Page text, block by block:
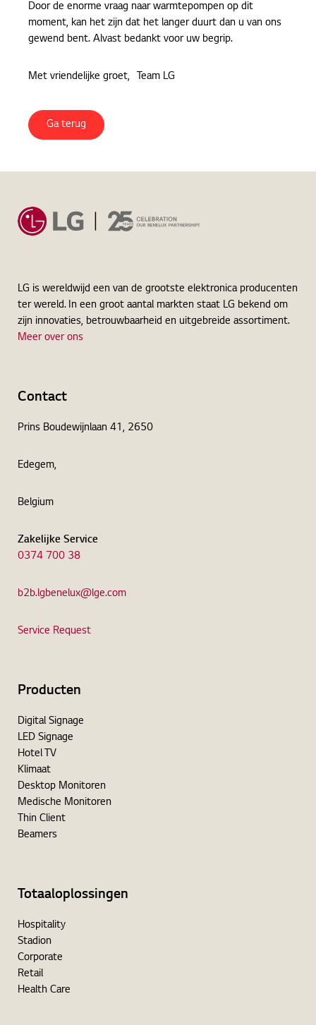
Door de enorme vraag naar warmtepompen op dit
moment, kan het zijn dat het langer duurt dan u van ons
gewend bent. Alvast bedankt voor uw begrip.
Met vriendelijke groet, Team LG
Ga terug
LG is wereldwijd een van de grootste elektronica producenten
ter wereld. In een groot aantal markten staat LG bekend om
zijn innovaties, betrouwbaarheid en uitgebreide assortiment.
Meer over ons
Contact
Prins Boudewijnlaan 41, 2650
Edegem,
Belgium
Zakelijke Service
0374 700 38
b2b.lgbenelux@lge.com
Service Request
Producten
Digital Signage
LED Signage
Hotel TV
Klimaat
Desktop Monitoren
Medische Monitoren
Thin Client
Beamers
Totaaloplossingen
Hospitality
Stadion
Corporate
Retail
Health Care